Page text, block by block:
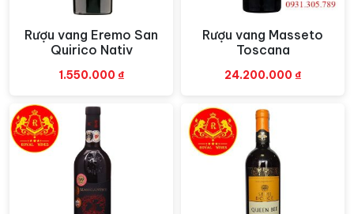
chọn để khám phá và thưởng thức. Ventisquero tiếp
rượu vang và tiếp tục đóng góp vào sự phát triển và uy
Sauvignon Syrah
Xem nhanh
Rượu vang Eremo San
Quirico Nativ
1.550.000 ₫
Xem nhanh
Rượu vang Masseto
Toscana
24.200.000 ₫